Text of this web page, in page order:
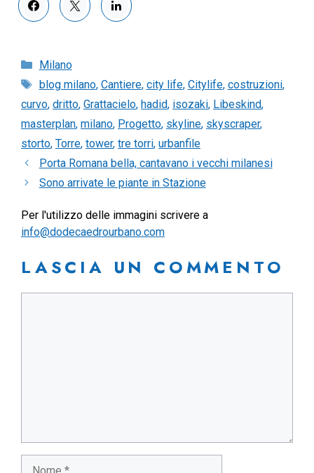
Categorie
Milano
Tag
blog milano, Cantiere, city life, Citylife, costruzioni,
curvo, dritto, Grattacielo, hadid, isozaki, Libeskind,
masterplan, milano, Progetto, skyline, skyscraper,
storto, Torre, tower, tre torri, urbanfile
Porta Romana bella, cantavano i vecchi milanesi
Sono arrivate le piante in Stazione
Per l'utilizzo delle immagini scrivere a
info@dodecaedrourbano.com
LASCIA UN COMMENTO